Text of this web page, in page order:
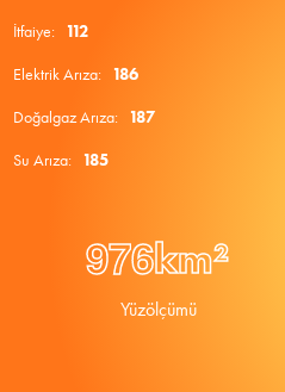
İtfaiye: 112
Elektrik Arıza: 186
Doğalgaz Arıza: 187
Su Arıza: 185
976km²
Yüzölçümü